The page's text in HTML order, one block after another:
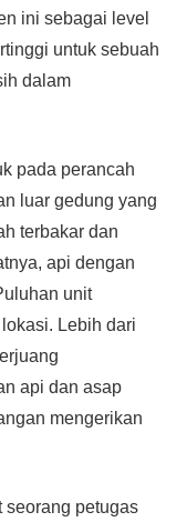
ini sebagai level
untuk sebuah
dalam
pada perancah
luar gedung yang
terbakar dan
api dengan
unit
Lebih dari
api dan asap
mengerikan
seorang petugas